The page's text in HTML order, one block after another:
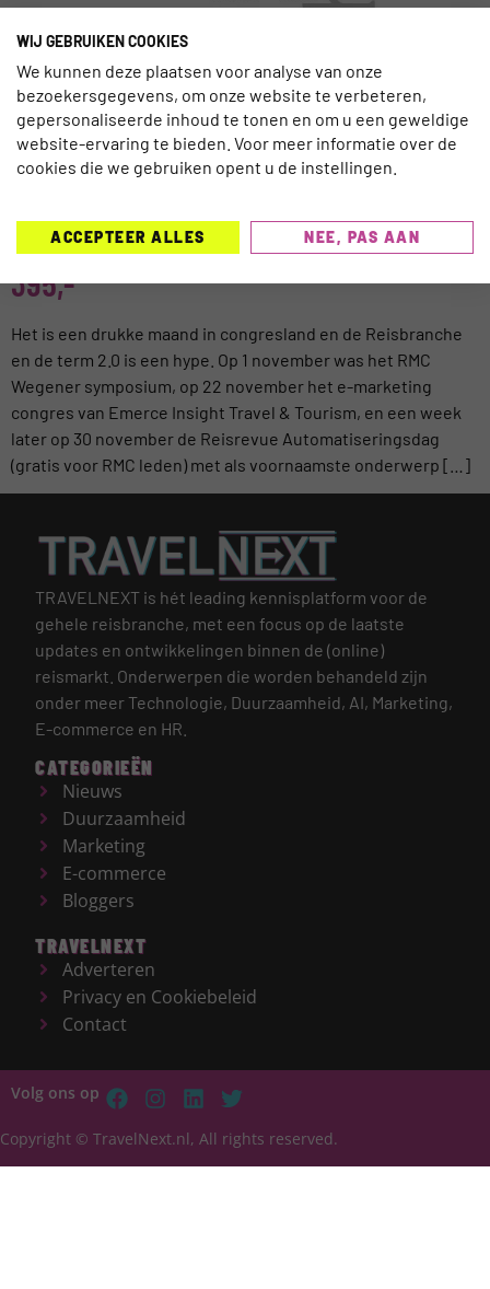
Uit onderzoek van Reevoo blijkt dat online reviews steeds
vakantiebestemming. Vier op de vijf (83%) vakantiegangers
gebruikt altijd of vaak reviews bij het kiezen van hun
vakantie. Het onderzoek (n=1.000) toont tevens aan dat
consumenten (61%) eerder geneigd zijn een reis te boeken
EMERCE LASTMINUTE VAN 699,- VOOR
395,-
Het is een drukke maand in congresland en de Reisbranche
en de term 2.0 is een hype. Op 1 november was het RMC
Wegener symposium, op 22 november het e-marketing
congres van Emerce Insight Travel & Tourism, en een week
later op 30 november de Reisrevue Automatiseringsdag
(gratis voor RMC leden) met als voornaamste onderwerp […]
TRAVELNEXT is hét leading kennisplatform voor de
gehele reisbranche, met een focus op de laatste
updates en ontwikkelingen binnen de (online)
reismarkt. Onderwerpen die worden behandeld zijn
onder meer Technologie, Duurzaamheid, AI, Marketing,
E-commerce en HR.
CATEGORIEËN
Nieuws
Duurzaamheid
Marketing
E-commerce
Bloggers
TRAVELNEXT
Adverteren
Privacy en Cookiebeleid
Contact
Volg ons op
Copyright © TravelNext.nl, All rights reserved.
WIJ GEBRUIKEN COOKIES
We kunnen deze plaatsen voor analyse van onze
bezoekersgegevens, om onze website te verbeteren,
gepersonaliseerde inhoud te tonen en om u een geweldige
website-ervaring te bieden. Voor meer informatie over de
cookies die we gebruiken opent u de instellingen.
ACCEPTEER ALLES NEE, PAS AAN